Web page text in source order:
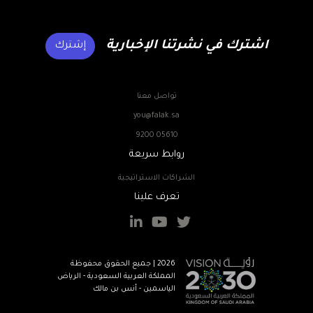
اشترك في نشرتنا الإخبارية إشترك
تواصل معنا
you@falak.sa
9200 05610
روابط سريعة
الشراكات الاستراتيجية
تعرف علينا
2026 | جميع الحقوق محفوظة
المملكة العربية السعودية - الرياض
الياسمين - أنس بن مالك